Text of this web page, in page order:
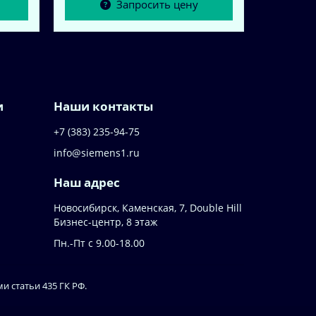
Запросить цену
Наши контакты
+7 (383) 235-94-75
info@siemens1.ru
Наш адрес
Новосибирск, Каменская, 7, Double Hill
​Бизнес-центр, 8 этаж
Пн.-Пт с 9.00-18.00
статьи 435 ГК РФ.